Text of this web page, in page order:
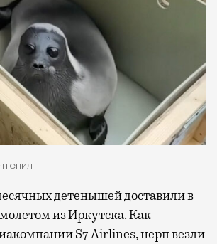
из Иркутска. Как
S7 Airlines, нерп везли